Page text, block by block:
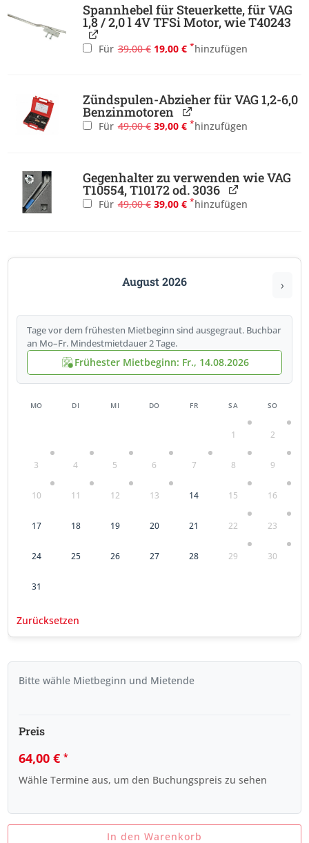
Spannhebel für Steuerkette, für VAG
1,8 / 2,0 l 4V TFSi Motor, wie T40243
Für 39,00€ Ursprünglicher
Preis
19,00 €Aktueller
Preis
*hinzufügen
Zündspulen-Abzieher für VAG 1,2-6,0
Benzinmotoren
Für 49,00€ Ursprünglicher
Preis
39,00 €Aktueller
Preis
*hinzufügen
Gegenhalter zu verwenden wie VAG
T10554, T10172 od. 3036
Für 49,00€ Ursprünglicher
Preis
39,00 €Aktueller
Preis
*hinzufügen
August 2026 ›
Tage vor dem frühesten Mietbeginn sind ausgegraut. Buchbar
an Mo–Fr. Mindestmietdauer 2 Tage.
Frühester Mietbeginn: Fr., 14.08.2026
MO DI MI DO FR SA SO
1 2
3 4 5 6 7 8 9
10 11 12 13 14 15 16
17 18 19 20 21 22 23
24 25 26 27 28 29 30
31
Zurücksetzen
Bitte wähle Mietbeginn und Mietende
Preis
64,00€ *
Wähle Termine aus, um den Buchungspreis zu sehen
In den Warenkorb